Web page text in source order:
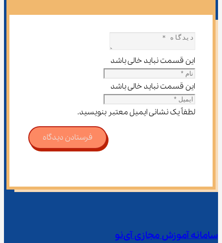
این قسمت نباید خالی باشد
این قسمت نباید خالی باشد
لطفاً یک نشانی ایمیل معتبر بنویسید.
فرستادن دیدگاه
سامانه آموزش مجازی آی‌نو